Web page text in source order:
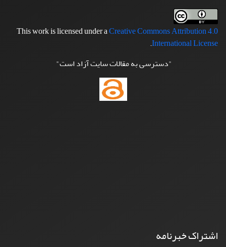
This work is licensed under aCreative Commons Attribution 4.0
International License
.
"دسترسی به مقالات سایت آزاد است"
اشتراک خبرنامه